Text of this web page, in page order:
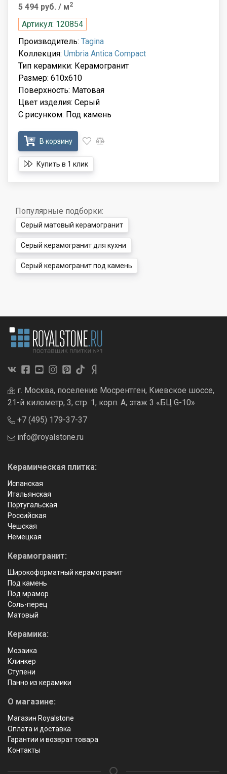
5 494 руб. / м2
Артикул: 120854
Производитель: Tagina
Коллекция: Umbria Antica Compact
Тип керамики: Керамогранит
Размер: 610x610
Поверхность: Матовая
Цвет изделия: Серый
С рисунком: Под камень
В корзину
Купить в 1 клик
Популярные подборки:
Серый матовый керамогранит
Серый керамогранит для кухни
Серый керамогранит под камень
г. Москва, поселение Мосрентген, Киевское шоссе,
21-й километр, 3, стр. 1, корп. А, этаж 3 «БЦ G-10»
+7 (495) 179-37-37
info@royalstone.ru
Керамическая плитка:
Испанская
Итальянская
Португальская
Российская
Чешская
Немецкая
Керамогранит:
Широкоформатный керамогранит
Под камень
Под мрамор
Соль-перец
Матовый
Керамика:
Мозаика
Клинкер
Ступени
Панно из керамики
О магазине:
Магазин Royalstone
Оплата и доставка
Гарантии и возврат товара
Контакты